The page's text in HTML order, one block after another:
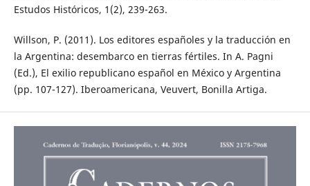
Estudos Históricos, 1(2), 239-263.
Willson, P. (2011). Los editores españoles y la traducción en
la Argentina: desembarco en tierras fértiles. In A. Pagni
(Ed.), El exilio republicano español en México y Argentina
(pp. 107-127). Iberoamericana, Veuvert, Bonilla Artiga.